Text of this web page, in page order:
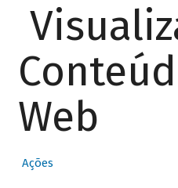
Web
Ações